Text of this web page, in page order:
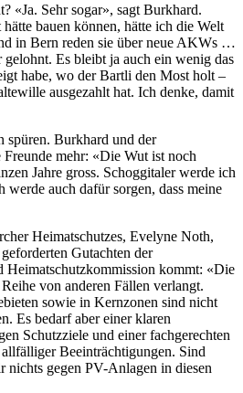
«Ja. Sehr sogar», sagt Burkhard.
bauen können, hätte ich die Welt
in Bern reden sie über neue AKWs …
gelohnt. Es bleibt ja auch ein wenig das
habe, wo der Bartli den Most holt –
ausgezahlt hat. Ich denke, damit
spüren. Burkhard und der
mehr: «Die Wut ist noch
Jahre gross. Schoggitaler werde ich
werde auch dafür sorgen, dass meine
Heimatschutzes, Evelyne Noth,
Gutachten der
Heimatschutzkommission kommt: «Die
von anderen Fällen verlangt.
sowie in Kernzonen sind nicht
Es bedarf aber einer klaren
Schutzziele und einer fachgerechten
Beeinträchtigungen. Sind
nichts gegen PV-Anlagen in diesen